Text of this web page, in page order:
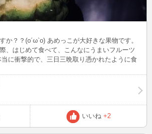
か？？(o´ω`o) あめっこが大好きな果物です。
、はじめて食べて、こんなにうまいフルーツ
に衝撃的で、三日三晩取り憑かれたように食
シズル感、、。 お釈迦さまの頭と書いて、バ
い。 お釈迦さまの頭、、、！ それはちょっと
し。なんちゃって(o´ω`o) 食べごろが難しいん
こしやわらかいぐらいが、いい熟れ具合な気
アボカドくらいのかたさ？ 冷やして食べるとア
、でもさわやかな酸味もあって最高です。 ま
いいね +2